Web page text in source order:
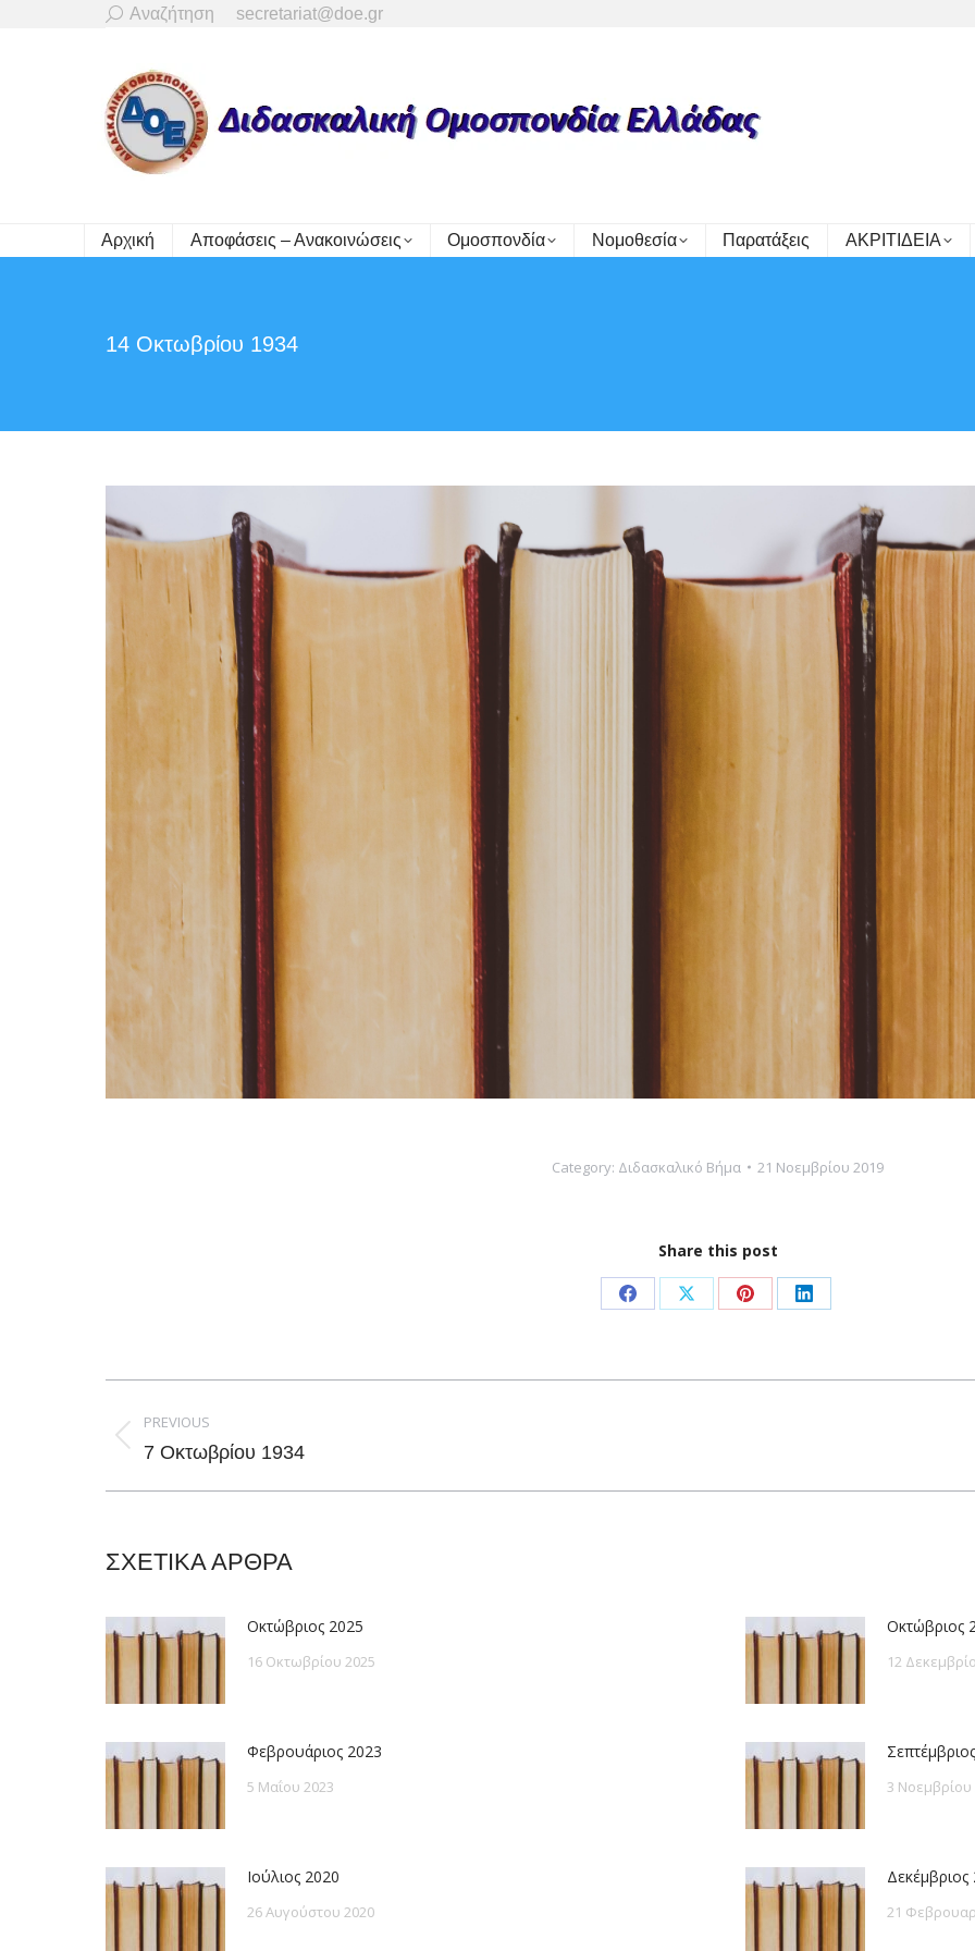
Search:
Αναζήτηση secretariat@doe.gr
Αρχική Αποφάσεις – Ανακοινώσεις Ομοσπονδία Νομοθεσία Παρατάξεις ΑΚΡΙΤΙΔΕΙΑ
14 Οκτωβρίου 1934
Category: Διδασκαλικό Βήμα 21 Νοεμβρίου 2019
Share this post
Share
Facebook
Share
X
Share
Pinterest
Share
LinkedIn
navigation
PREVIOUS
Previous
7 Οκτωβρίου 1934
ΣΧΕΤΙΚΑ ΑΡΘΡΑ
Οκτώβριος 2025
16 Οκτωβρίου 2025
Οκτώβριος
12
Φεβρουάριος 2023
5 Μαΐου 2023 3 Νοεμβρίου
Ιούλιος 2020
26 Αυγούστου 2020
Δεκέμβριος
21